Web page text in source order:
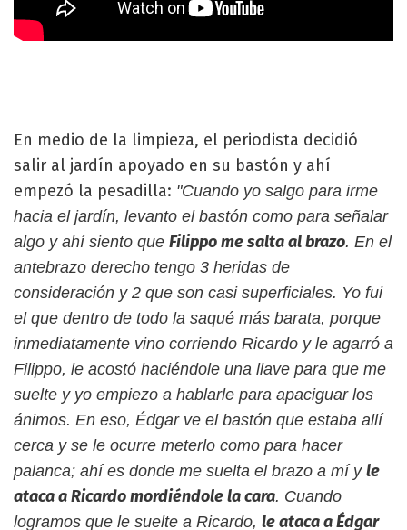
En medio de la limpieza, el periodista decidió
salir al jardín apoyado en su bastón y ahí
empezó la pesadilla: "Cuando yo salgo para irme
hacia el jardín, levanto el bastón como para señalar
algo y ahí siento que Filippo me salta al brazo. En el
antebrazo derecho tengo 3 heridas de
consideración y 2 que son casi superficiales. Yo fui
el que dentro de todo la saqué más barata, porque
inmediatamente vino corriendo Ricardo y le agarró a
Filippo, le acostó haciéndole una llave para que me
suelte y yo empiezo a hablarle para apaciguar los
ánimos. En eso, Édgar ve el bastón que estaba allí
cerca y se le ocurre meterlo como para hacer
palanca; ahí es donde me suelta el brazo a mí y le
ataca a Ricardo mordiéndole la cara. Cuando
logramos que le suelte a Ricardo, le ataca a Édgar